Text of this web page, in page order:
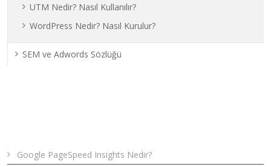
UTM Nedir? Nasıl Kullanılır?
WordPress Nedir? Nasıl Kurulur?
SEM ve Adwords Sözlüğü
Google PageSpeed Insights Nedir?